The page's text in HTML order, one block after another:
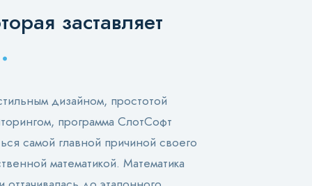
заставляет
.
дизайном, простотой
программа СлотСофт
самой главной причиной своего
математикой. Математика